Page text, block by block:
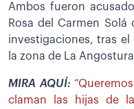
Ambos fueron
Rosa del Carmen
investigaciones, tras
la zona de La
MIRA AQUÍ:
claman las hijas de